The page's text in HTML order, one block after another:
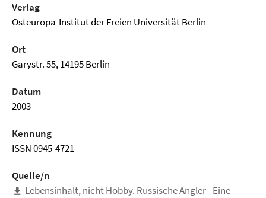
Verlag
Osteuropa-Institut der Freien Universität Berlin
Ort
Garystr. 55, 14195 Berlin
Datum
2003
Kennung
ISSN 0945-4721
Quelle/n
Lebensinhalt, nicht Hobby. Russische Angler - Eine